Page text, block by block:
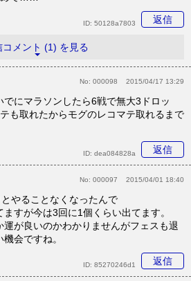
返信
ID: 50128a7803
コメント (1) を見る
No: 000098 2015/04/17 13:29
にマラソンしたら6戦で無大3ドロッ
も取れたからモグのレコマテ取れるまで
返信
ID: dea084828a
No: 000097 2015/04/01 18:40
やることなくなったんで
すが今は3回に1個くらい出てます。
運が良いのかわかりませんがフェスも退
会ですね。
返信
ID: 85270246d1